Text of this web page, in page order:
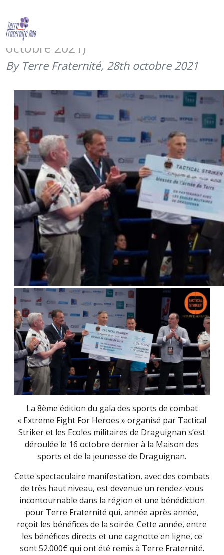
8e gala des sports de combat –
Extreme Fight For Heroes (16
octobre 2021)
By Terre Fraternité, 28th octobre 2021
La 8ème édition du gala des sports de combat
« Extreme Fight For Heroes » organisé par Tactical
Striker et les Ecoles militaires de Draguignan s’est
déroulée le 16 octobre dernier à la Maison des
sports et de la jeunesse de Draguignan.
Cette spectaculaire manifestation, avec des combats
de très haut niveau, est devenue un rendez-vous
incontournable dans la région et une bénédiction
pour Terre Fraternité qui, année après année,
reçoit les bénéfices de la soirée. Cette année, entre
les bénéfices directs et une cagnotte en ligne, ce
sont 52.000€ qui ont été remis à Terre Fraternité.